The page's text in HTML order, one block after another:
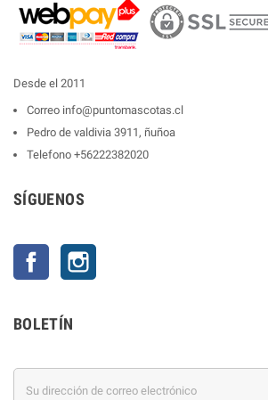
Desde el 2011
Correo info@puntomascotas.cl
Pedro de valdivia 3911, ñuñoa
Telefono +56222382020
SÍGUENOS
Facebook
BOLETÍN